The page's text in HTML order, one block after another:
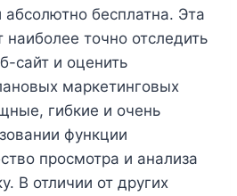
абсолютно бесплатна. Эта
наиболее точно отследить
сайт и оценить
маркетинговых
гибкие и очень
функции
просмотра и анализа
В отличии от других